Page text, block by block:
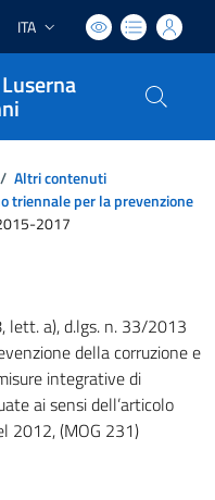
Lingua attiva:
ITA
/ Altri contenuti
triennale per la prevenzione
2017
lett. a), d.lgs. n. 33/2013
della corruzione e
integrative di
ai sensi dell’articolo
2012, (MOG 231)